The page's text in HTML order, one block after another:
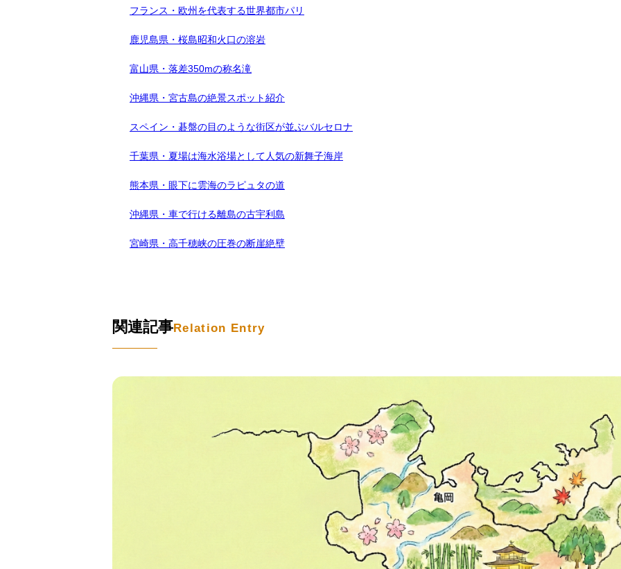
フランス・欧州を代表する世界都市パリ
鹿児島県・桜島昭和火口の溶岩
富山県・落差350mの称名滝
沖縄県・宮古島の絶景スポット紹介
スペイン・碁盤の目のような街区が並ぶバルセロナ
千葉県・夏場は海水浴場として人気の新舞子海岸
熊本県・眼下に雲海のラピュタの道
沖縄県・車で行ける離島の古宇利島
宮崎県・高千穂峡の圧巻の断崖絶壁
関連記事Relation Entry